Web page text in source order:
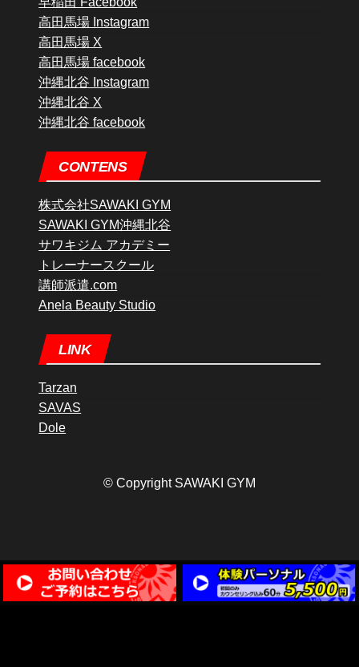
高田馬場 Instagram
高田馬場 X
高田馬場 facebook
沖縄北谷 Instagram
沖縄北谷 X
沖縄北谷 facebook
CONTENS
株式会社SAWAKI GYM
SAWAKI GYM沖縄北谷
サワキジム アカデミー
トレーナースクール
講師派遣.com
Anela Beauty Studio
LINK
Tarzan
SAVAS
Dole
© Copyright SAWAKI GYM